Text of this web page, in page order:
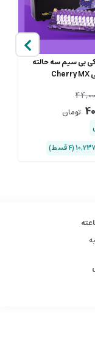
بی سیم سه حالته
بازی شیائومی Cherry MX
تومان